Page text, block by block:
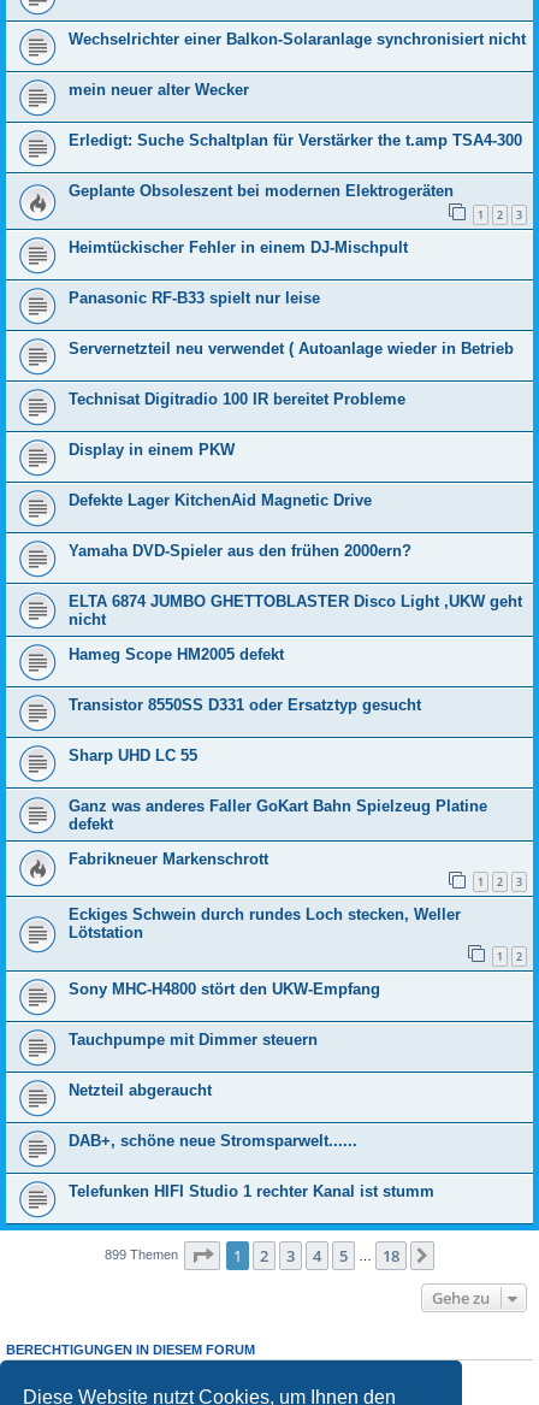
Diese Website nutzt Cookies, um Ihnen den
Wechselrichter einer Balkon-Solaranlage synchronisiert nicht
mein neuer alter Wecker
Erledigt: Suche Schaltplan für Verstärker the t.amp TSA4-300
Geplante Obsoleszent bei modernen Elektrogeräten
1 2 3
Heimtückischer Fehler in einem DJ-Mischpult
Panasonic RF-B33 spielt nur leise
Servernetzteil neu verwendet ( Autoanlage wieder in Betrieb
Technisat Digitradio 100 IR bereitet Probleme
Display in einem PKW
Defekte Lager KitchenAid Magnetic Drive
Yamaha DVD-Spieler aus den frühen 2000ern?
ELTA 6874 JUMBO GHETTOBLASTER Disco Light ,UKW geht
nicht
Hameg Scope HM2005 defekt
Transistor 8550SS D331 oder Ersatztyp gesucht
Sharp UHD LC 55
Ganz was anderes Faller GoKart Bahn Spielzeug Platine
defekt
Fabrikneuer Markenschrott
1 2 3
Eckiges Schwein durch rundes Loch stecken, Weller
Lötstation
1 2
Sony MHC-H4800 stört den UKW-Empfang
Tauchpumpe mit Dimmer steuern
Netzteil abgeraucht
DAB+, schöne neue Stromsparwelt......
Telefunken HIFI Studio 1 rechter Kanal ist stumm
899 Themen Seite 1von 18
1 2 3 4 5 18
Gehe zu
BERECHTIGUNGEN IN DIESEM FORUM
Siedürfen
Antworten zu Themen in diesem Forum erstellen.